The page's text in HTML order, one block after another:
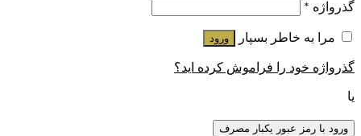
گذرواژه *
مرا به خاطر بسپار ورود
گذرواژه خود را فراموش کرده اید؟
یا
ورود با رمز عبور یکبار مصرف